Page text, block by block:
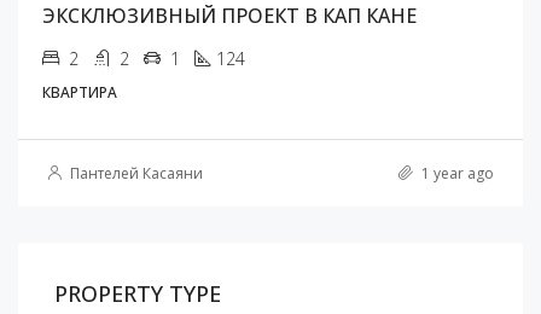
ЭКСКЛЮЗИВНЫЙ ПРОЕКТ В КАП КАНЕ
2 2 1 124
КВАРТИРА
Пантелей Касаяни 1 year ago
PROPERTY TYPE